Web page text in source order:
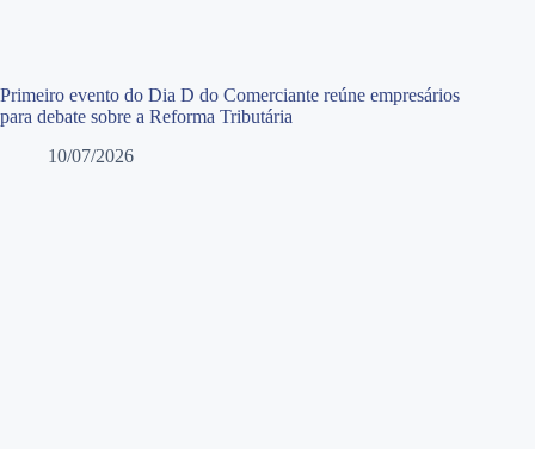
Primeiro evento do Dia D do Comerciante reúne empresários
para debate sobre a Reforma Tributária
10/07/2026